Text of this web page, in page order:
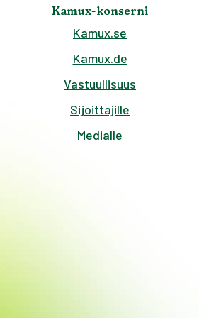
Kamux-konserni
Kamux.se
Kamux.de
Vastuullisuus
Sijoittajille
Medialle